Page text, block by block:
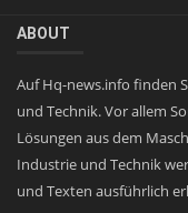
ABOUT
Auf Hq-news.info finden
und Technik. Vor allem
Lösungen aus dem
Industrie und Technik
und Texten ausführlich